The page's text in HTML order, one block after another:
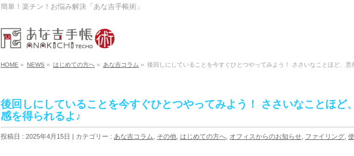
簡単！楽チン！お悩み解決「あな吉手帳術」
HOME » NEWS » はじめての方へ » あな吉コラム » 後回しにしていることを今すぐひとつやってみよう！ ささいなことほど、意
後回しにしていることを今すぐひとつやってみよう！ ささいなことほど
感を得られるよ♪
投稿日 : 2025年4月15日 カテゴリー : あな吉コラム その他 はじめての方へ オフィスからのお知らせ ファイリング